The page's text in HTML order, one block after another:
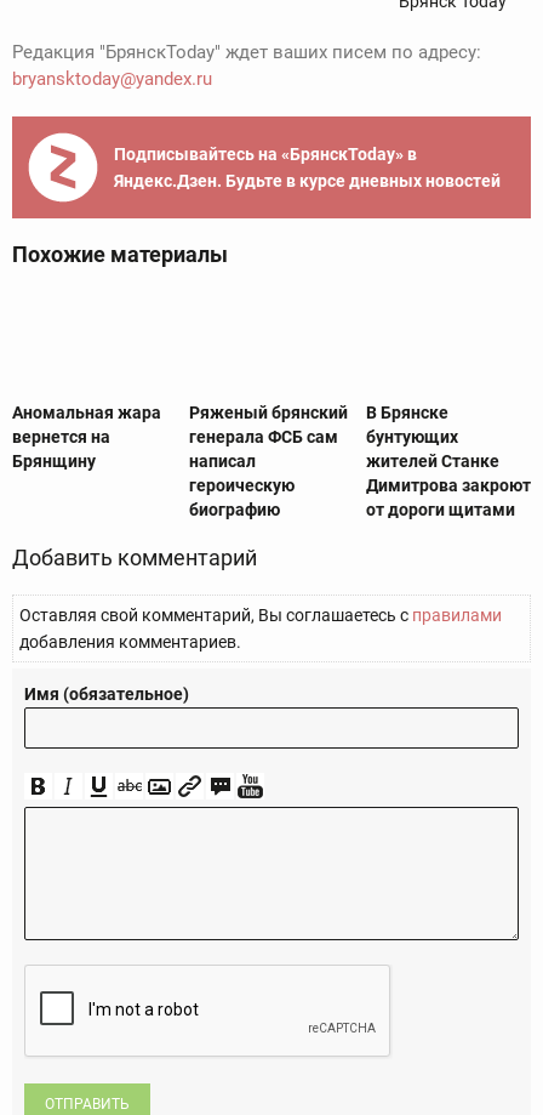
Редакция "БрянскToday" ждет ваших писем по адресу:
bryansktoday@yandex.ru
Подписывайтесь на «БрянскToday» в
Яндекс.Дзен. Будьте в курсе дневных новостей
Похожие материалы
Аномальная жара
вернется на
Брянщину
Ряженый брянский
генерала ФСБ сам
написал
героическую
биографию
В Брянске
бунтующих
жителей Станке
Димитрова закроют
от дороги щитами
Добавить комментарий
Оставляя свой комментарий, Вы соглашаетесь с правилами
добавления комментариев.
Имя (обязательное)
ОТПРАВИТЬ